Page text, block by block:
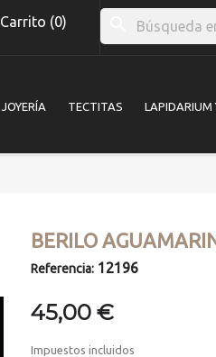
Carrito (0)
JOYERÍA TECTITAS LAPIDARIUM
BERILO
Referencia: 12196
45,00 €
Impuestos incluidos